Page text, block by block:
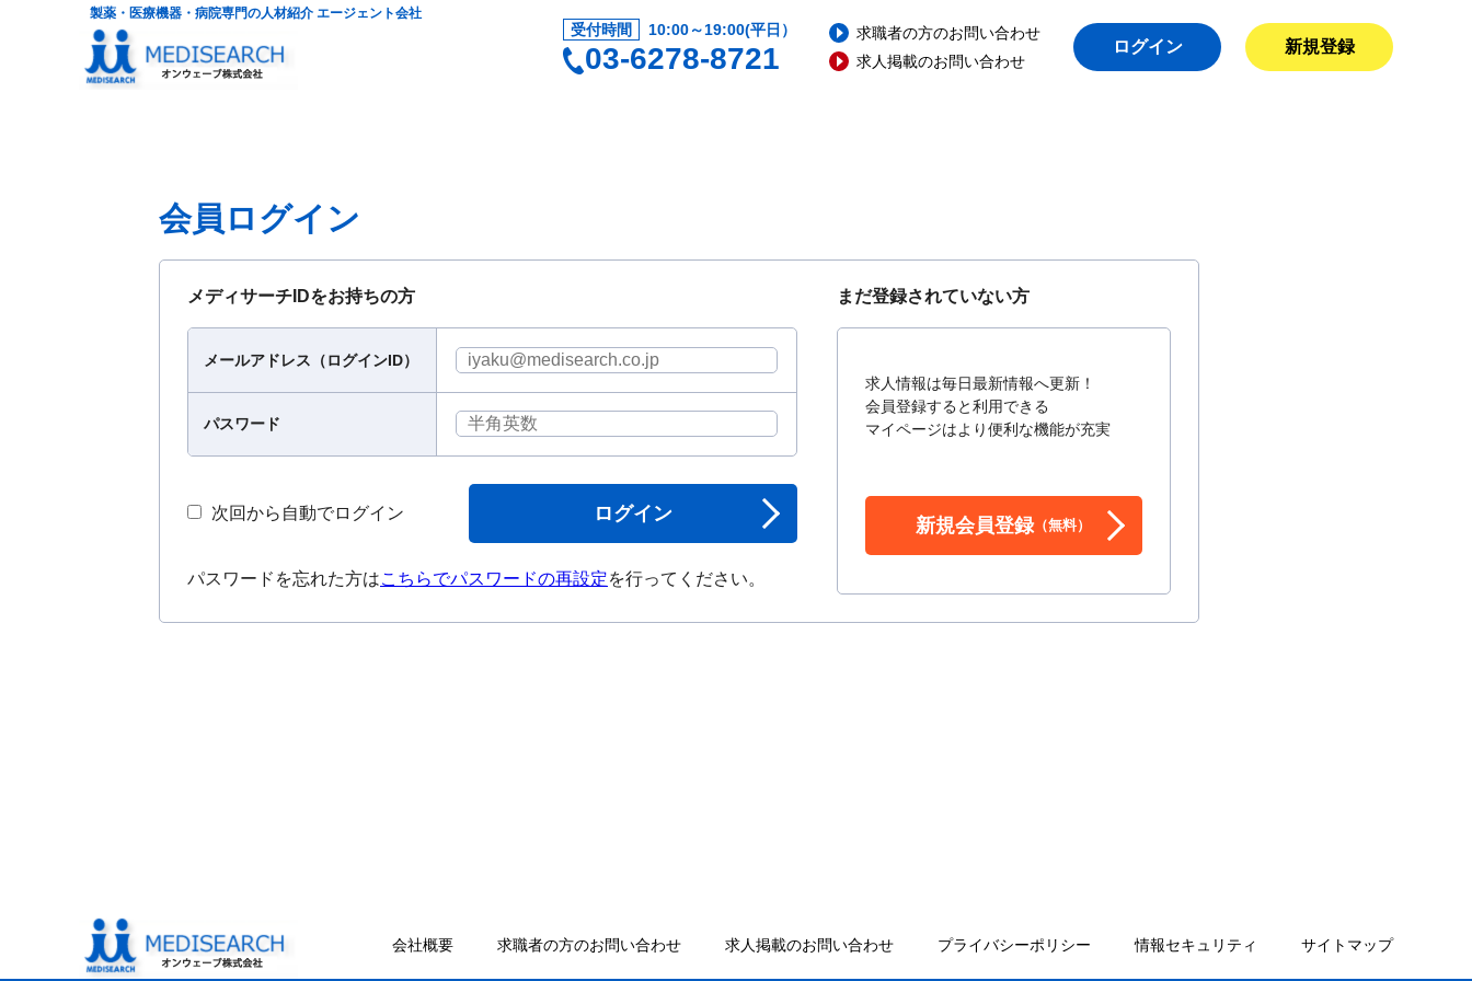
製薬・医療機器・病院専門の人材紹介 エージェント会社
受付時間 10:00～19:00(平日）
03-6278-8721
求職者の方のお問い合わせ
求人掲載のお問い合わせ
ログイン 新規登録
会員ログイン
メディサーチIDをお持ちの方
メールアドレス（ログインID）
パスワード
次回から自動でログイン ログイン
パスワードを忘れた方はこちらでパスワードの再設定を行ってください。
まだ登録されていない方
求人情報は毎日最新情報へ更新！
会員登録すると利用できる
マイページはより便利な機能が充実
新規会員登録（無料）
会社概要 求職者の方のお問い合わせ 求人掲載のお問い合わせ プライバシーポリシー 情報セキュリティ サイトマップ